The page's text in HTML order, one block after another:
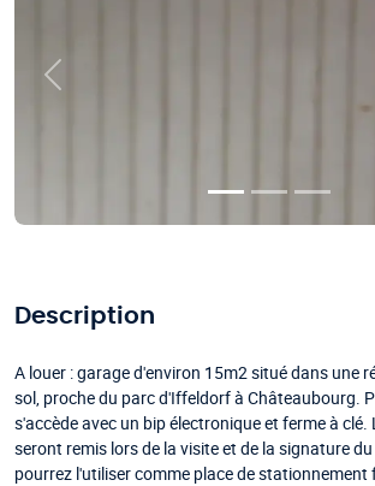
Précédent
Description
A louer : garage d'environ 15m2 situé dans une
sol, proche du parc d'Iffeldorf à Châteaubourg.
s'accède avec un bip électronique et ferme à clé.
seront remis lors de la visite et de la signature
pourrez l'utiliser comme place de stationnement